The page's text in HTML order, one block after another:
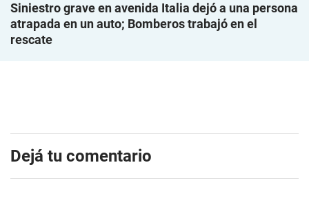
Siniestro grave en avenida Italia dejó a una persona
atrapada en un auto; Bomberos trabajó en el
rescate
Dejá tu comentario